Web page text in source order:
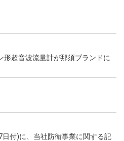
超音波流量計が那須ブランドに
日付)に、当社防衛事業に関する記